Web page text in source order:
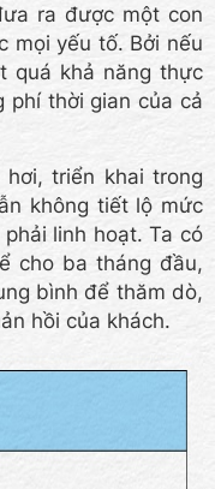
ra được một con
mọi yếu tố. Bởi nếu
quá khả năng thực
phí thời gian của cả
triển khai trong
không tiết lộ mức
linh hoạt. Ta có
cho ba tháng đầu,
bình để thăm dò,
hồi của khách.